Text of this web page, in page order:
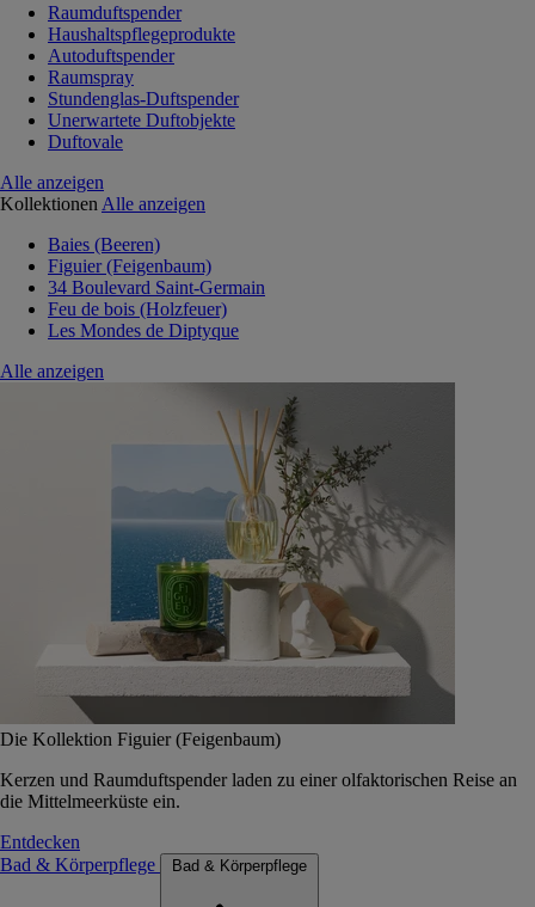
Raumduftspender
Haushaltspflegeprodukte
Autoduftspender
Raumspray
Stundenglas-Duftspender
Unerwartete Duftobjekte
Duftovale
Alle anzeigen
Kollektionen Alle anzeigen
Baies (Beeren)
Figuier (Feigenbaum)
34 Boulevard Saint-Germain
Feu de bois (Holzfeuer)
Les Mondes de Diptyque
Alle anzeigen
Die Kollektion Figuier (Feigenbaum)
Kerzen und Raumduftspender laden zu einer olfaktorischen Reise an
die Mittelmeerküste ein.
Entdecken
Bad & Körperpflege
Bad & Körperpflege